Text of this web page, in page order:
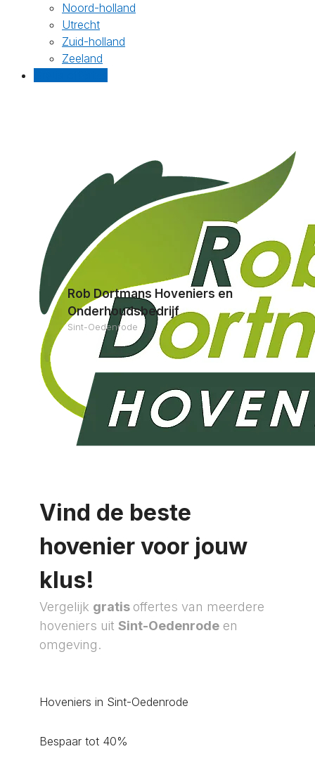
Noord-holland
Utrecht
Zuid-holland
Zeeland
Rob Dortmans Hoveniers en
Onderhoudsbedrijf
Sint-Oedenrode
Vind de beste
hovenier voor jouw
klus!
Vergelijk gratis offertes van meerdere
hoveniers uit Sint-Oedenrode en
omgeving.
Hoveniers in Sint-Oedenrode
Bespaar tot 40%